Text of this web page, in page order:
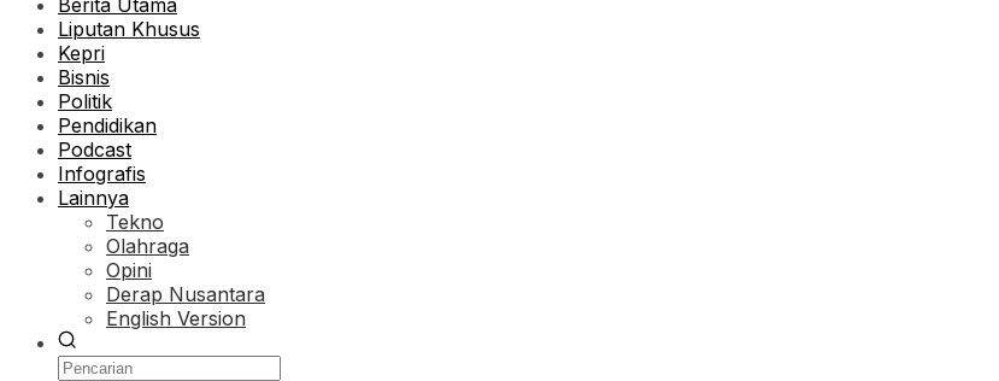
Berita Utama
Liputan Khusus
Kepri
Bisnis
Politik
Pendidikan
Podcast
Infografis
Lainnya
Tekno
Olahraga
Opini
Derap Nusantara
English Version